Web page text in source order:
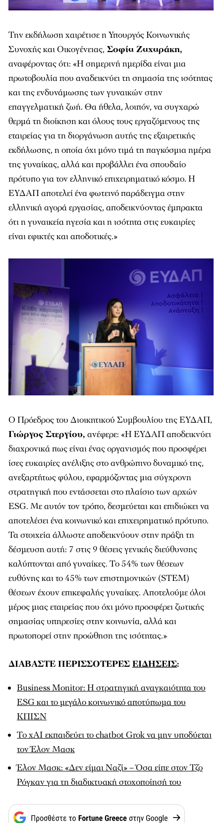
Την εκδήλωση χαιρέτισε η Υπουργός Κοινωνικής
Συνοχής και Οικογένειας, Σοφία Ζαχαράκη,
αναφέροντας ότι: «Η σημερινή ημερίδα είναι μια
πρωτοβουλία που αναδεικνύει τη σημασία της ισότητας
και της ενδυνάμωσης των γυναικών στην
επαγγελματική ζωή. Θα ήθελα, λοιπόν, να συγχαρώ
θερμά τη διοίκηση και όλους τους εργαζόμενους της
εταιρείας για τη διοργάνωση αυτής της εξαιρετικής
εκδήλωσης, η οποία όχι μόνο τιμά τη παγκόσμια ημέρα
της γυναίκας, αλλά και προβάλλει ένα σπουδαίο
πρότυπο για τον ελληνικό επιχειρηματικό κόσμο. Η
ΕΥΔΑΠ αποτελεί ένα φωτεινό παράδειγμα στην
ελληνική αγορά εργασίας, αποδεικνύοντας έμπρακτα
ότι η γυναικεία ηγεσία και η ισότητα στις ευκαιρίες
είναι εφικτές και αποδοτικές.»
Ο Πρόεδρος του Διοικητικού Συμβουλίου της ΕΥΔΑΠ,
Γιώργος Στεργίου, ανέφερε: «Η ΕΥΔΑΠ αποδεικνύει
διαχρονικά πως είναι ένας οργανισμός που προσφέρει
ίσες ευκαιρίες ανέλιξης στο ανθρώπινο δυναμικό της,
ανεξαρτήτως φύλου, εφαρμόζοντας μια σύγχρονη
στρατηγική που εντάσσεται στο πλαίσιο των αρχών
ESG. Με αυτόν τον τρόπο, δεσμεύεται και επιδιώκει να
αποτελέσει ένα κοινωνικό και επιχειρηματικό πρότυπο.
Τα στοιχεία άλλωστε αποδεικνύουν στην πράξη τη
δέσμευση αυτή: 7 στις 9 θέσεις γενικής διεύθυνσης
καλύπτονται από γυναίκες. Το 54% των θέσεων
ευθύνης και το 45% των επιστημονικών (STEM)
θέσεων έχουν επικεφαλής γυναίκες. Αποτελούμε όλοι
μέρος μιας εταιρείας που όχι μόνο προσφέρει ζωτικής
σημασίας υπηρεσίες στην κοινωνία, αλλά και
πρωτοπορεί στην προώθηση της ισότητας.»
ΔΙΑΒΑΣΤΕ ΠΕΡΙΣΣΟΤΕΡΕΣ ΕΙΔΗΣΕΙΣ:
Business Monitor: Η στρατηγική αναγκαιότητα του
ESG και το μεγάλο κοινωνικό αποτύπωμα του
ΚΠΙΣΝ
Το xAI εκπαιδεύει το chatbot Grok να μην υποδύεται
τον Έλον Μασκ
Έλον Μασκ: «Δεν είμαι Ναζί» – Όσα είπε στον Τζο
Ρόγκαν για τη διαδικτυακή στοχοποίησή του